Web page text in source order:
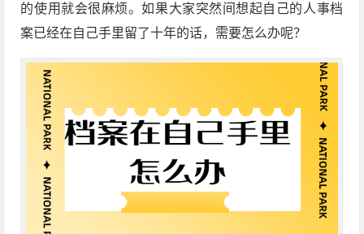
的使用就会很麻烦。如果大家突然间想起自己的人事档
案已经在自己手里留了十年的话，需要怎么办呢？